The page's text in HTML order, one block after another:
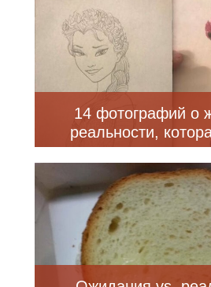
14 фотографий о
реальности,
расходится с